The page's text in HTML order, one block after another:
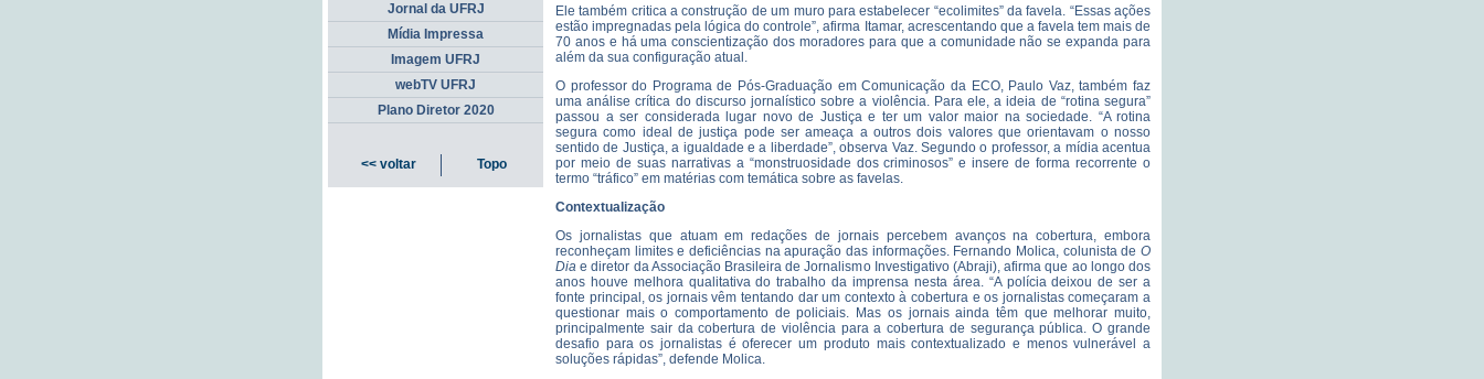
Ele também critica a construção de um muro para estabelecer “ecolimites” da favela. “Essas ações
estão impregnadas pela lógica do controle”, afirma Itamar, acrescentando que a favela tem mais de
70 anos e há uma conscientização dos moradores para que a comunidade não se expanda para
além da sua configuração atual.
O professor do Programa de Pós-Graduação em Comunicação da ECO, Paulo Vaz, também faz
uma análise crítica do discurso jornalístico sobre a violência. Para ele, a ideia de “rotina segura”
passou a ser considerada lugar novo de Justiça e ter um valor maior na sociedade. “A rotina
segura como ideal de justiça pode ser ameaça a outros dois valores que orientavam o nosso
sentido de Justiça, a igualdade e a liberdade”, observa Vaz. Segundo o professor, a mídia acentua
por meio de suas narrativas a “monstruosidade dos criminosos” e insere de forma recorrente o
termo “tráfico” em matérias com temática sobre as favelas.
Contextualização
Os jornalistas que atuam em redações de jornais percebem avanços na cobertura, embora
reconheçam limites e deficiências na apuração das informações. Fernando Molica, colunista de O
Dia e diretor da Associação Brasileira de Jornalismo Investigativo (Abraji), afirma que ao longo dos
anos houve melhora qualitativa do trabalho da imprensa nesta área. “A polícia deixou de ser a
fonte principal, os jornais vêm tentando dar um contexto à cobertura e os jornalistas começaram a
questionar mais o comportamento de policiais. Mas os jornais ainda têm que melhorar muito,
principalmente sair da cobertura de violência para a cobertura de segurança pública. O grande
desafio para os jornalistas é oferecer um produto mais contextualizado e menos vulnerável a
soluções rápidas”, defende Molica.
Jornal da UFRJ
Mídia Impressa
Imagem UFRJ
webTV UFRJ
Plano Diretor 2020
<< voltar Topo